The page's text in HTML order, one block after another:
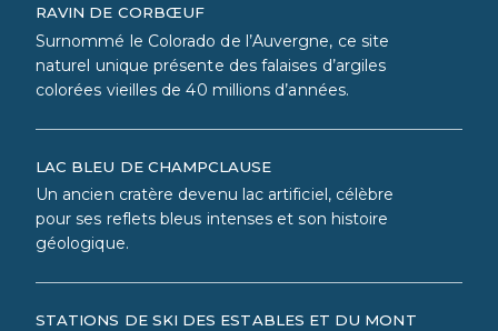
RAVIN DE CORBŒUF
Surnommé le Colorado de l’Auvergne, ce site
naturel unique présente des falaises d’argiles
colorées vieilles de 40 millions d’années.
LAC BLEU DE CHAMPCLAUSE
Un ancien cratère devenu lac artificiel, célèbre
pour ses reflets bleus intenses et son histoire
géologique.
STATIONS DE SKI DES ESTABLES ET DU MONT